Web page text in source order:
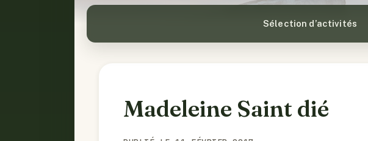
Sélection d’activités
Madeleine Saint dié